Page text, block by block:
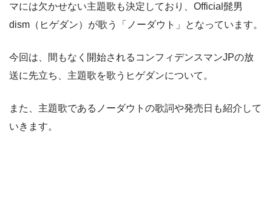
マには欠かせない主題歌も決定しており、Official髭男
dism（ヒゲダン）が歌う「ノーダウト」となっています。
今回は、間もなく開始されるコンフィデンスマンJPの放
送に先立ち、主題歌を歌うヒゲダンについて。
また、主題歌であるノーダウトの歌詞や発売日も紹介して
いきます。